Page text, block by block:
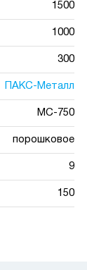
1500
1000
300
ПАКС-Металл
МС-750
порошковое
9
150